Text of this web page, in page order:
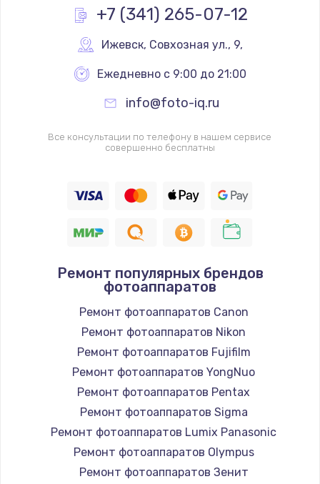
+7 (341) 265-07-12
Ижевск, Совхозная ул., 9,
Ежедневно с 9:00 до 21:00
info@foto-iq.ru
Все консультации по телефону в нашем сервисе
совершенно бесплатны
Ремонт популярных брендов
фотоаппаратов
Ремонт фотоаппаратов Canon
Ремонт фотоаппаратов Nikon
Ремонт фотоаппаратов Fujifilm
Ремонт фотоаппаратов YongNuo
Ремонт фотоаппаратов Pentax
Ремонт фотоаппаратов Sigma
Ремонт фотоаппаратов Lumix Panasonic
Ремонт фотоаппаратов Olympus
Ремонт фотоаппаратов Зенит